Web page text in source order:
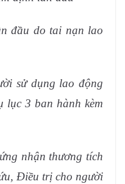
đầu do tai nạn lao
sử dụng lao động
lục 3 ban hành kèm
nhận thương tích
Điều trị cho người